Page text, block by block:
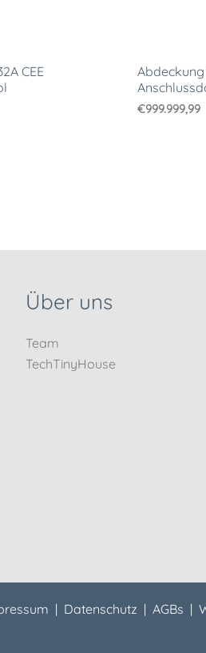
CEE
€999.999,99
Über uns
Team
TechTinyHouse
| Datenschutz |AGBs |